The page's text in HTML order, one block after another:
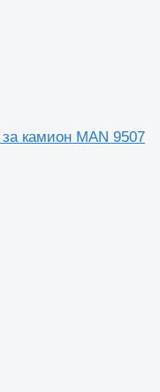
камион MAN 9507